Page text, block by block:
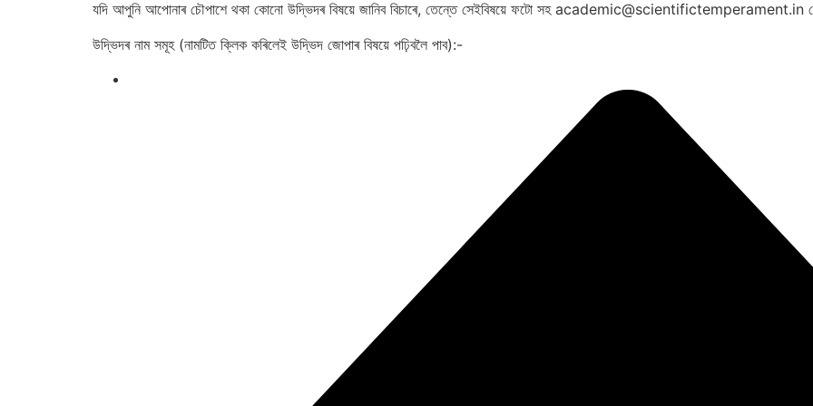
যদি আপুনি আপোনাৰ চৌপাশে থকা কোনো উদ্ভিদৰ বিষয়ে জানিব বিচাৰে, তেন্তে সেইবিষয়ে ফটো সহ academic@scientifictemperament.in
উদ্ভিদৰ নাম সমূহ (নামটিত ক্লিক কৰিলেই উদ্ভিদ জোপাৰ বিষয়ে পঢ়িবলৈ পাব):-